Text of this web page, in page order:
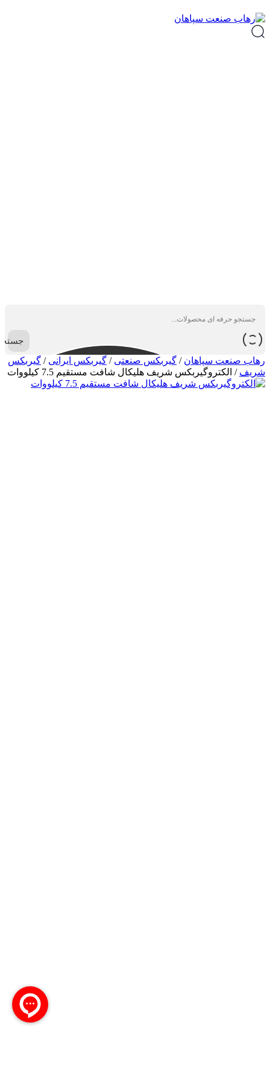
رهاب صنعت سپاهان / گیربکس صنعتی / گیربکس ایرانی / گیربکس
شریف / الکتروگیربکس شریف هلیکال شافت مستقیم 7.5 کیلووات